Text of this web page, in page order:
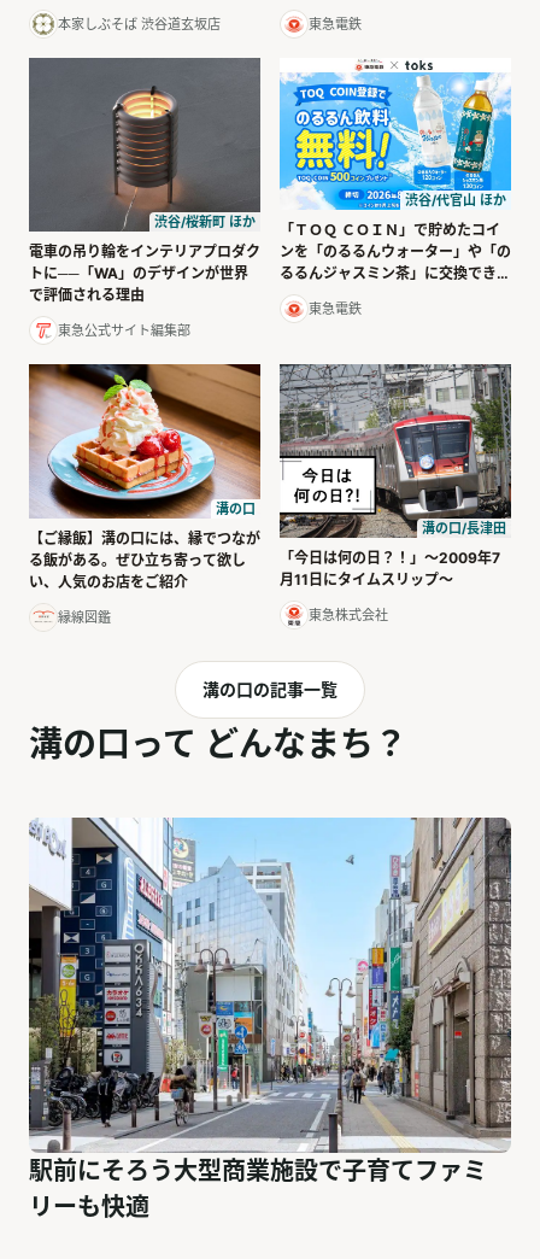
本家しぶそば 渋谷道玄坂店 東急電鉄
渋谷/桜新町 ほか
電車の吊り輪をインテリアプロダク
トに──「WA」のデザインが世界
で評価される理由
東急公式サイト編集部
渋谷/代官山 ほか
「ＴＯＱ ＣＯＩＮ」で貯めたコイ
ンを「のるるんウォーター」や「の
るるんジャスミン茶」に交換できま
す！
東急電鉄
溝の口
【ご縁飯】溝の口には、縁でつなが
る飯がある。ぜひ立ち寄って欲し
い、人気のお店をご紹介
縁線図鑑
溝の口/長津田
「今日は何の日？！」～2009年7
月11日にタイムスリップ～
東急株式会社
溝の口の記事一覧
溝の口って どんなまち？
駅前にそろう大型商業施設で子育てファミ
リーも快適